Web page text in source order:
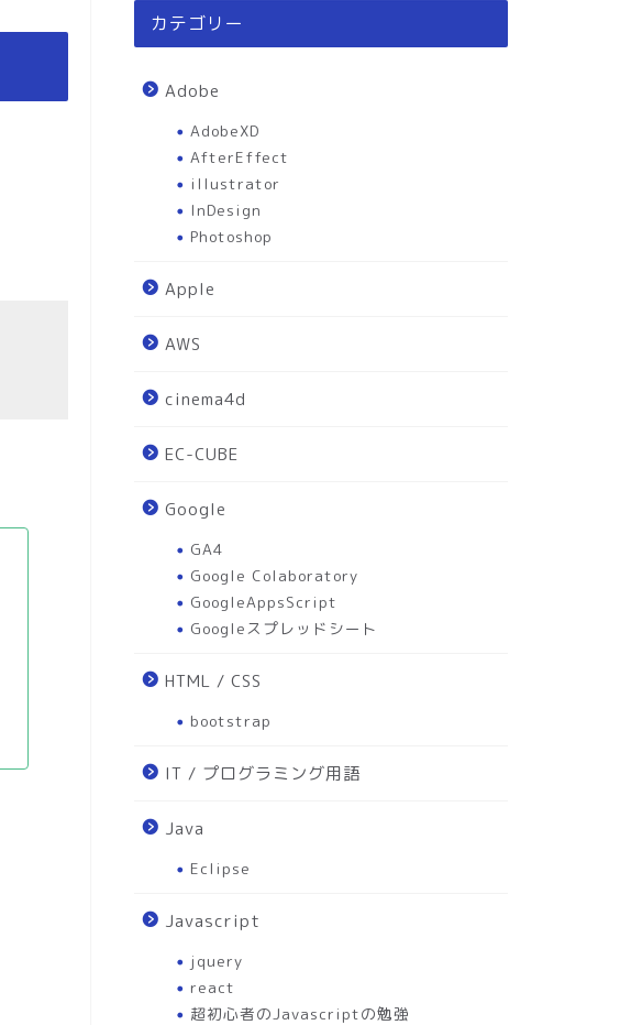
カテゴリー
Adobe
AdobeXD
AfterEffect
illustrator
InDesign
Photoshop
Apple
AWS
cinema4d
EC-CUBE
Google
GA4
Google Colaboratory
GoogleAppsScript
Googleスプレッドシート
HTML / CSS
bootstrap
IT / プログラミング用語
Java
Eclipse
Javascript
jquery
react
超初心者のJavascriptの勉強